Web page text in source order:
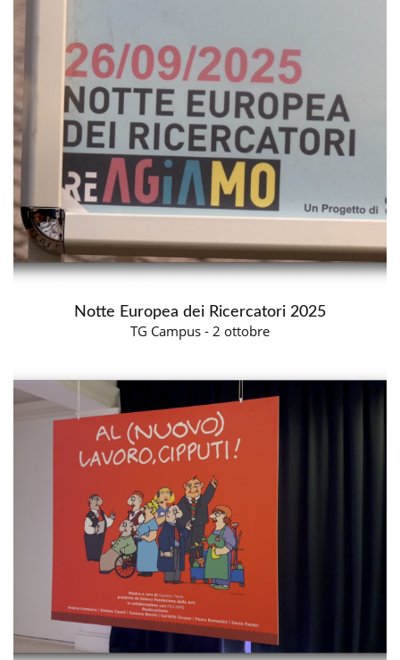
Notte Europea dei Ricercatori 2025
TG Campus - 2 ottobre